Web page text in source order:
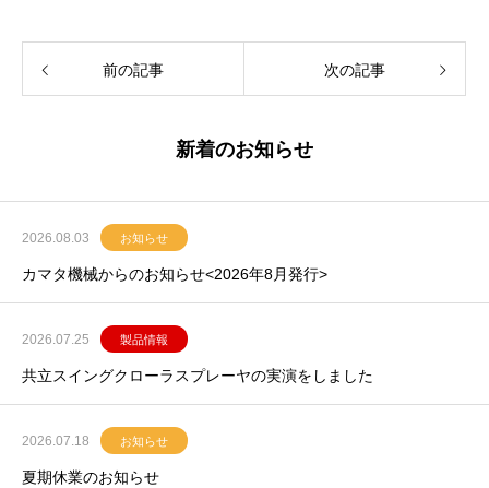
前の記事 次の記事
新着のお知らせ
2026.08.03 お知らせ
カマタ機械からのお知らせ<2026年8月発行>
2026.07.25 製品情報
共立スイングクローラスプレーヤの実演をしました
2026.07.18 お知らせ
夏期休業のお知らせ